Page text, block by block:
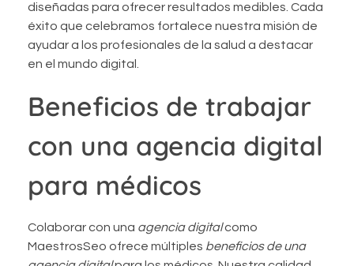
diseñadas para ofrecer resultados medibles. Cada
éxito que celebramos fortalece nuestra misión de
ayudar a los profesionales de la salud a destacar
en el mundo digital.
Beneficios de trabajar
con una agencia digital
para médicos
Colaborar con una agencia digitalcomo
MaestrosSeo ofrece múltiples beneficios de una